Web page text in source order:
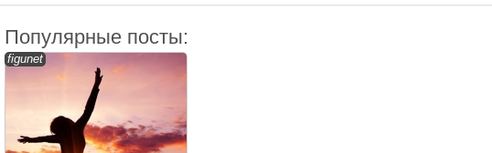
Популярные посты:
figunet